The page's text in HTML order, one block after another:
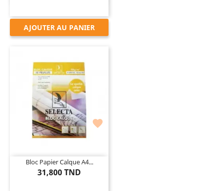
AJOUTER AU PANIER

Bloc Papier Calque A4...
31,800 TND